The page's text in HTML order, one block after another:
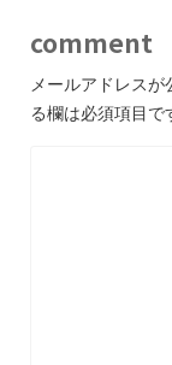
comment
メールアドレスが
る欄は必須項目で